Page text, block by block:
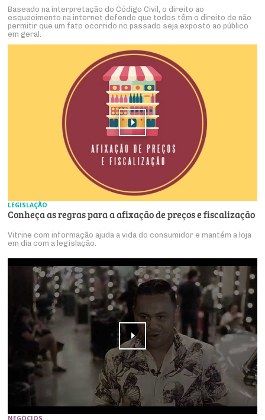
Baseado na interpretação do Código Civil, o direito ao
esquecimento na internet defende que todos têm o direito de não
permitir que um fato ocorrido no passado seja exposto ao público
em geral.
LEGISLAÇÃO
Conheça as regras para a afixação de preços e fiscalização
Vitrine com informação ajuda a vida do consumidor e mantém a loja
em dia com a legislação.
NEGÓCIOS